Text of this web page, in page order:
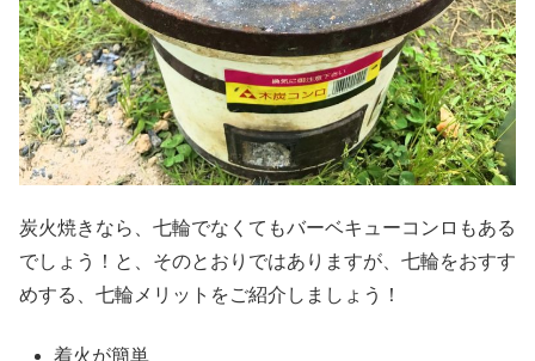
炭火焼きなら、七輪でなくてもバーベキューコンロもある
でしょう！と、そのとおりではありますが、七輪をおすす
めする、七輪メリットをご紹介しましょう！
着火が簡単